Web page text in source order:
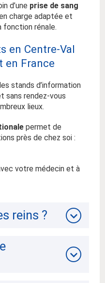
d’une prise de sang
charge adaptée et
fonction rénale.
en Centre-Val
en France
stands d’information
sans rendez-vous
lieux.
permet de
près de chez soi :
votre médecin et à
reins ?